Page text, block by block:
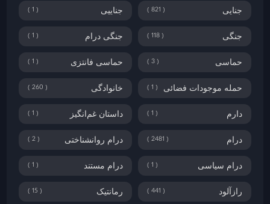
جنایی 821 جناییی 1
جنگی 118 جنگی درام 1
حماسی 3 حماسی فانتزی 1
حمله موجودات فضائی 1 خانوادگی 260
دارم 1 داستان غم‌انگیز 1
درام 2481 درام روانشناختی 2
درام سیاسی 1 درام مستند 1
رازآلود 441 رمانتیک 15